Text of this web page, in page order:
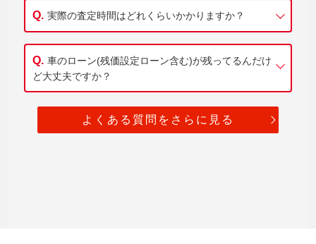
実際の査定時間はどれくらいかかりますか？
車のローン(残価設定ローン含む)が残ってるんだけ
ど大丈夫ですか？
よくある質問をさらに見る